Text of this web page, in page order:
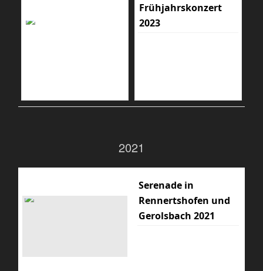
Frühjahrskonzert
2023
2021
Serenade in
Rennertshofen und
Gerolsbach 2021